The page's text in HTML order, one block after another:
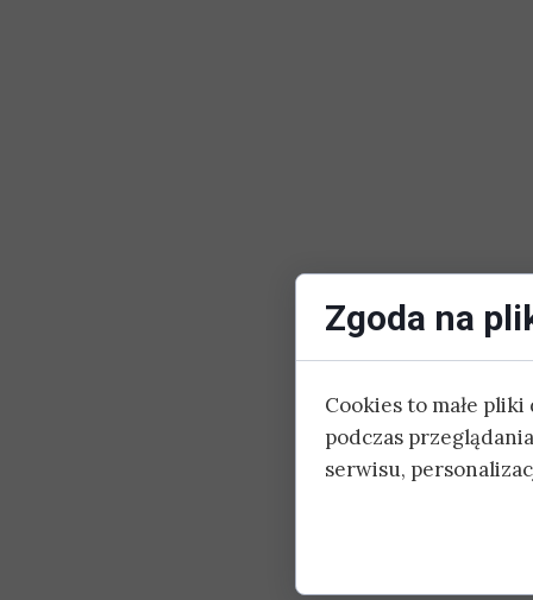
Zgoda na
Cookies to małe
podczas
serwisu,